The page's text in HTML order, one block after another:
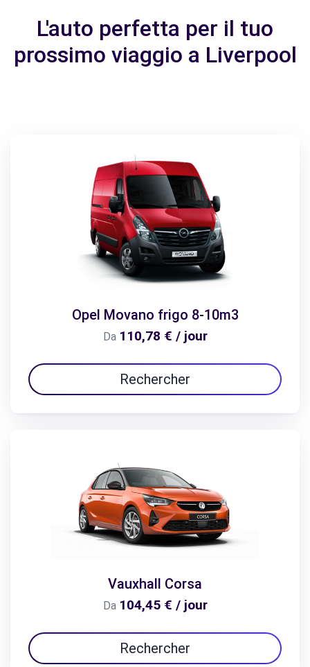
L'auto perfetta per il tuo
prossimo viaggio a Liverpool
Opel Movano frigo 8-10m3
Da 110,78 € / jour
Rechercher
Vauxhall Corsa
Da 104,45 € / jour
Rechercher